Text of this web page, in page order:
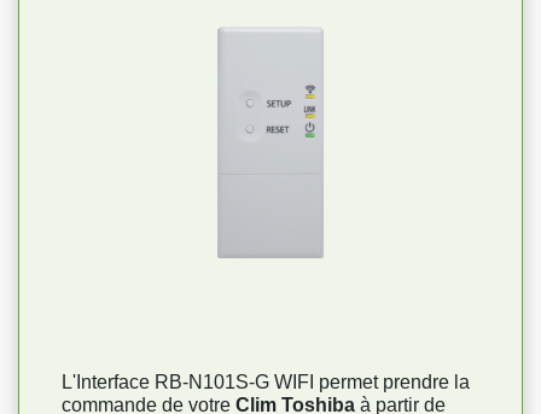
L'Interface RB-N101S-G WIFI permet prendre la
commande de votre Clim Toshiba à partir de